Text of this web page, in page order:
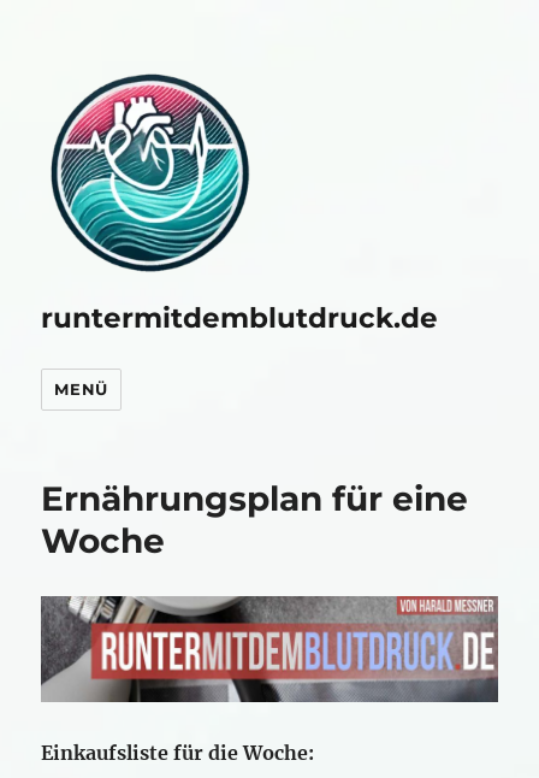
runtermitdemblutdruck.de
MENÜ
Ernährungsplan für eine
Woche
Einkaufsliste für die Woche: